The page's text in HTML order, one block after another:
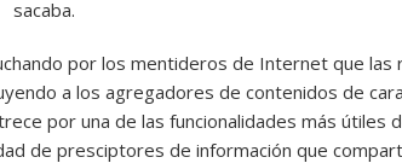
sacaba.
por los mentideros de Internet que las
a los agregadores de contenidos de
por una de las funcionalidades más útiles
de presciptores de información que